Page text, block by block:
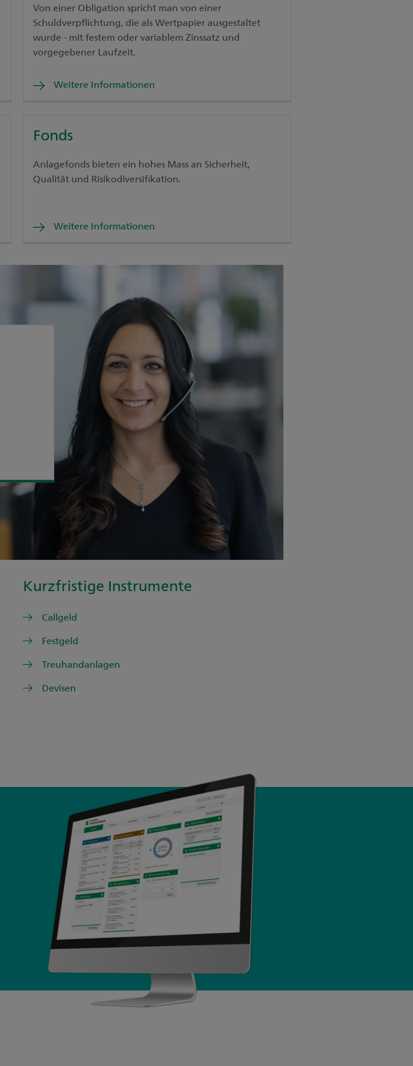
Von einer Obligation spricht man von einer
Schuldverpflichtung, die als Wertpapier ausgestaltet
wurde - mit festem oder variablem Zinssatz und
vorgegebener Laufzeit.
Weitere Informationen
Fonds
Anlagefonds bieten ein hohes Mass an Sicherheit,
Qualität und Risikodiversifikation.
Weitere Informationen
Kurzfristige Instrumente
Callgeld
Festgeld
Treuhandanlagen
Devisen